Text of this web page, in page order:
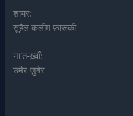
शायर:
सुहैल कलीम फ़ारूक़ी
ना’त-ख़्वाँ:
उमैर ज़ुबैर